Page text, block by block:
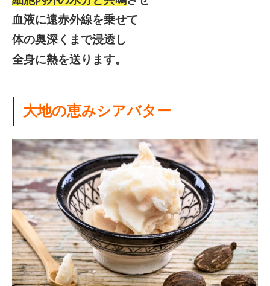
血液に遠赤外線を乗せて
体の奥深くまで浸透し
全身に熱を送ります。
大地の恵みシアバター